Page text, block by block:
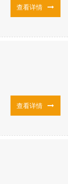
查看详情
查看详情